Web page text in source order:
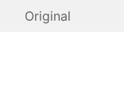
Original